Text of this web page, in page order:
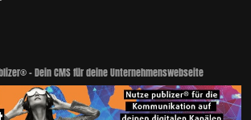
- Dein CMS für deine Unternehmenswebseite